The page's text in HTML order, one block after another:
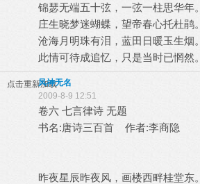
锦瑟无端五十弦，一弦一柱思华年。
庄生晓梦迷蝴蝶，望帝春心托杜鹃。
沧海月明珠有泪，蓝田日暖玉生烟。
此情可待成追忆，只是当时已惘然。
点击重新加载
风神无名
2009-8-9 12:51
卷六 七言律诗 无题
书名:唐诗三百首 作者:李商隐
昨夜星辰昨夜风，画楼西畔桂堂东。